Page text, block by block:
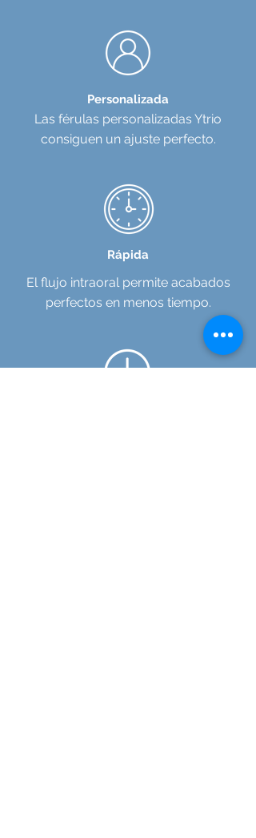
Personalizada
Las férulas personalizadas Ytrio
consiguen un ajuste perfecto.
Rápida
El flujo intraoral permite acabados
perfectos en menos tiempo.